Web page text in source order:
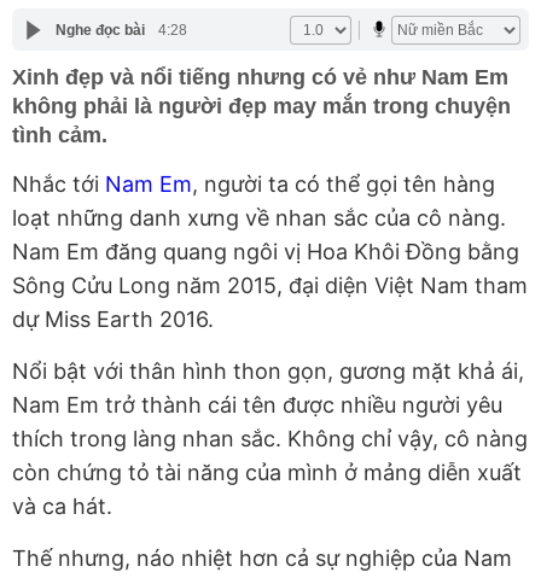
Nghe đọc bài 4:28
Xinh đẹp và nổi tiếng nhưng có vẻ như Nam Em
không phải là người đẹp may mắn trong chuyện
tình cảm.
Nhắc tới Nam Em, người ta có thể gọi tên hàng
loạt những danh xưng về nhan sắc của cô nàng.
Nam Em đăng quang ngôi vị Hoa Khôi Đồng bằng
Sông Cửu Long năm 2015, đại diện Việt Nam tham
dự Miss Earth 2016.
Nổi bật với thân hình thon gọn, gương mặt khả ái,
Nam Em trở thành cái tên được nhiều người yêu
thích trong làng nhan sắc. Không chỉ vậy, cô nàng
còn chứng tỏ tài năng của mình ở mảng diễn xuất
và ca hát.
Thế nhưng, náo nhiệt hơn cả sự nghiệp của Nam